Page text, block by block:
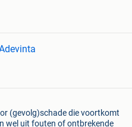
(gevolg)schade die voortkomt
wel uit fouten of ontbrekende